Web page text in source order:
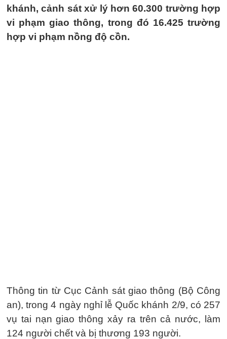
khánh, cảnh sát xử lý hơn 60.300 trường hợp
vi phạm giao thông, trong đó 16.425 trường
hợp vi phạm nồng độ cồn.
Thông tin từ Cục Cảnh sát giao thông (Bộ Công
an), trong 4 ngày nghỉ lễ Quốc khánh 2/9, có 257
vụ tai nạn giao thông xảy ra trên cả nước, làm
124 người chết và bị thương 193 người.